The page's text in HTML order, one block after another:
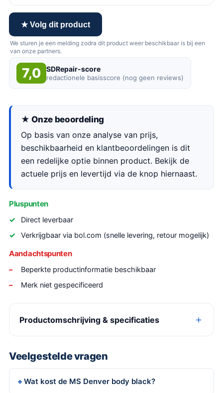
★ Volg dit product
We sturen je een melding zodra dit product weer beschikbaar is bij een
van onze partners.
7,0 SDRepair-score
redactionele basisscore (nog geen reviews)
★ Onze beoordeling
Op basis van onze analyse van prijs,
beschikbaarheid en klantbeoordelingen is dit
een redelijke optie binnen product. Bekijk de
actuele prijs en levertijd via de knop hiernaast.
Pluspunten
Direct leverbaar
Verkrijgbaar via bol.com (snelle levering, retour mogelijk)
Aandachtspunten
Beperkte productinformatie beschikbaar
Merk niet gespecificeerd
Productomschrijving & specificaties
Veelgestelde vragen
Wat kost de MS Denver body black?